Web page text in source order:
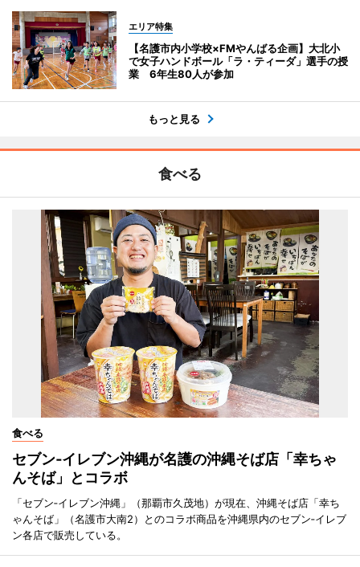
エリア特集
【名護市内小学校×FMやんばる企画】大北小
で女子ハンドボール「ラ・ティーダ」選手の授
業 6年生80人が参加
もっと見る
食べる
食べる
セブン‐イレブン沖縄が名護の沖縄そば店「幸ちゃ
んそば」とコラボ
「セブン‐イレブン沖縄」（那覇市久茂地）が現在、沖縄そば店「幸ち
ゃんそば」（名護市大南2）とのコラボ商品を沖縄県内のセブン‐イレブ
ン各店で販売している。